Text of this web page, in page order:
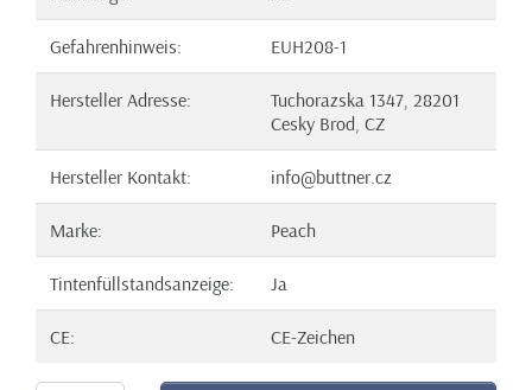
Gefahrenhinweis: EUH208-1
Hersteller Adresse:
Tuchorazska 1347, 28201
Cesky Brod, CZ
Hersteller Kontakt: info@buttner.cz
Marke: Peach
Tintenfüllstandsanzeige: Ja
CE: CE-Zeichen